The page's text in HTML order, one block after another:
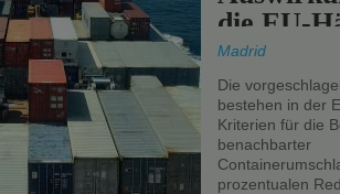
die EU-
Madrid
Die
bestehen in der
Kriterien für die
benachbarter
prozentualen